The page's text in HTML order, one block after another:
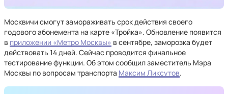
Москвичи смогут замораживать срок действия своего
годового абонемента на карте «Тройка». Обновление появится
в приложении «Метро Москвы» в сентябре, заморозка будет
действовать 14 дней. Сейчас проводится финальное
тестирование функции. Об этом сообщил заместитель Мэра
Москвы по вопросам транспорта Максим Ликсутов.